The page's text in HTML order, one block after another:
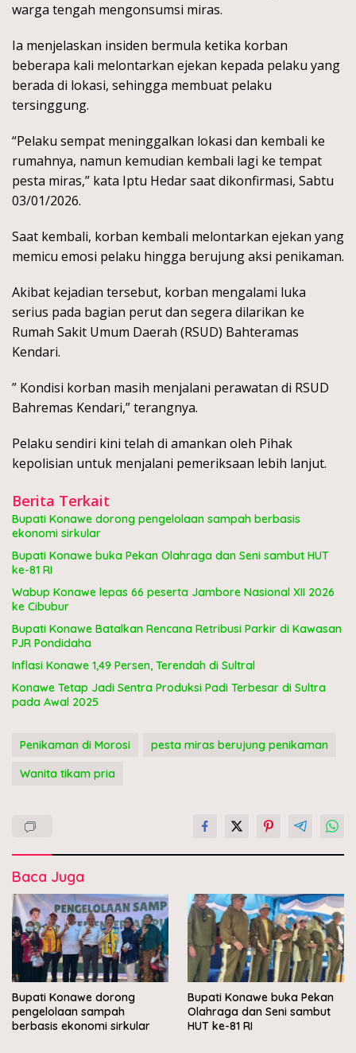
warga tengah mengonsumsi miras.
Ia menjelaskan insiden bermula ketika korban
beberapa kali melontarkan ejekan kepada pelaku yang
berada di lokasi, sehingga membuat pelaku
tersinggung.
“Pelaku sempat meninggalkan lokasi dan kembali ke
rumahnya, namun kemudian kembali lagi ke tempat
pesta miras,” kata Iptu Hedar saat dikonfirmasi, Sabtu
03/01/2026.
Saat kembali, korban kembali melontarkan ejekan yang
memicu emosi pelaku hingga berujung aksi penikaman.
Akibat kejadian tersebut, korban mengalami luka
serius pada bagian perut dan segera dilarikan ke
Rumah Sakit Umum Daerah (RSUD) Bahteramas
Kendari.
” Kondisi korban masih menjalani perawatan di RSUD
Bahremas Kendari,” terangnya.
Pelaku sendiri kini telah di amankan oleh Pihak
kepolisian untuk menjalani pemeriksaan lebih lanjut.
Berita Terkait
Bupati Konawe dorong pengelolaan sampah berbasis
ekonomi sirkular
Bupati Konawe buka Pekan Olahraga dan Seni sambut HUT
ke-81 RI
Wabup Konawe lepas 66 peserta Jambore Nasional XII 2026
ke Cibubur
Bupati Konawe Batalkan Rencana Retribusi Parkir di Kawasan
PJR Pondidaha
Inflasi Konawe 1,49 Persen, Terendah di Sultral
Konawe Tetap Jadi Sentra Produksi Padi Terbesar di Sultra
pada Awal 2025
Penikaman di Morosi
pesta miras berujung penikaman
Wanita tikam pria
Baca Juga
Bupati Konawe dorong
pengelolaan sampah
berbasis ekonomi sirkular
Bupati Konawe buka Pekan
Olahraga dan Seni sambut
HUT ke-81 RI